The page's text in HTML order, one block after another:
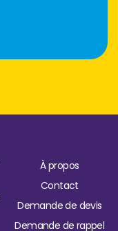
À propos
Contact
Demande de devis
Demande de rappel